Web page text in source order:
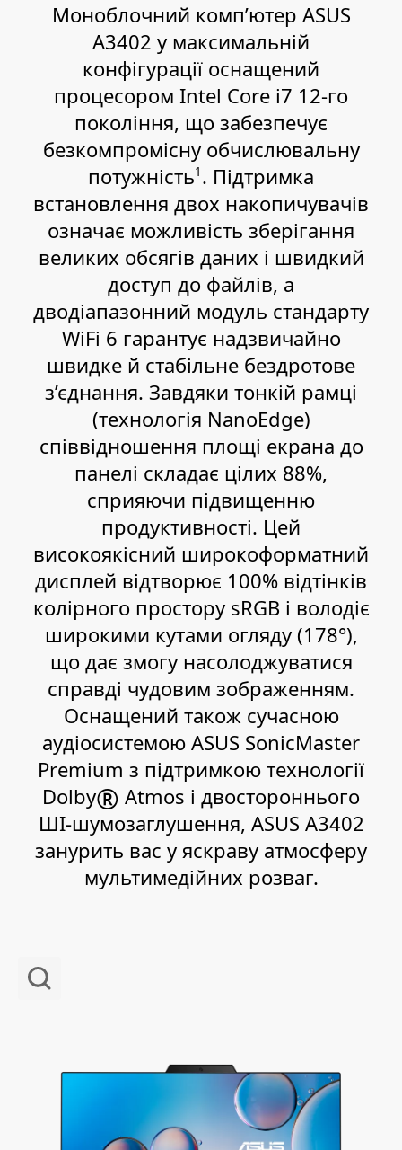
Моноблочний комп’ютер ASUS
A3402 у максимальній
конфігурації оснащений
процесором Intel Core i7 12-го
покоління, що забезпечує
безкомпромісну обчислювальну
потужність1 . Підтримка
встановлення двох накопичувачів
означає можливість зберігання
великих обсягів даних і швидкий
доступ до файлів, а
дводіапазонний модуль стандарту
WiFi 6 гарантує надзвичайно
швидке й стабільне бездротове
з’єднання. Завдяки тонкій рамці
(технологія NanoEdge)
співвідношення площі екрана до
панелі складає цілих 88%,
сприяючи підвищенню
продуктивності. Цей
високоякісний широкоформатний
дисплей відтворює 100% відтінків
колірного простору sRGB і володіє
широкими кутами огляду (178°),
що дає змогу насолоджуватися
справді чудовим зображенням.
Оснащений також сучасною
аудіосистемою ASUS SonicMaster
Premium з підтримкою технології
Dolby® Atmos і двостороннього
ШІ-шумозаглушення, ASUS A3402
занурить вас у яскраву атмосферу
мультимедійних розваг.